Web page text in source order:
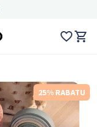
25% RABATU